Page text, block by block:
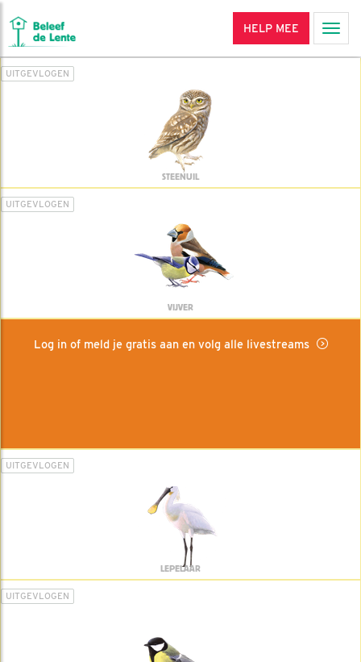
HELP MEE
UITGEVLOGEN
STEENUIL
UITGEVLOGEN
VIJVER
Log in of meld je gratis aan en volg alle livestreams
UITGEVLOGEN
LEPELAAR
UITGEVLOGEN